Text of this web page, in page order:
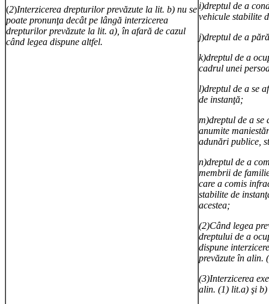
(2)Interzicerea drepturilor prevăzute la lit. b) nu se
poate pronunţa decât pe lângă interzicerea
drepturilor prevăzute la lit. a), în afară de cazul
când legea dispune altfel.
i)dreptul de a
vehicule stabilite
j)dreptul de a
k)dreptul de a
cadrul unei
l)dreptul de a se
de instanţă;
m)dreptul de a
anumite
adunări publice,
n)dreptul de a
membrii de
care a comis
stabilite de
acestea;
(2)Când legea
dreptului de a
dispune
prevăzute în alin.
(3)Interzicerea
alin. (1) lit.a) şi b)